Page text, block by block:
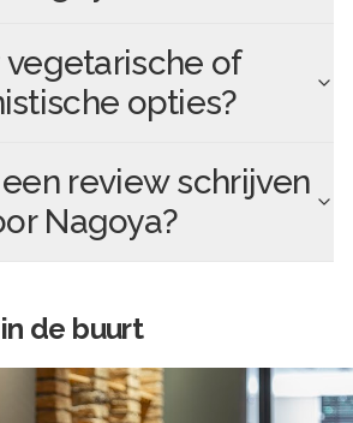
vegetarische of
opties?
review schrijven
Nagoya?
de buurt